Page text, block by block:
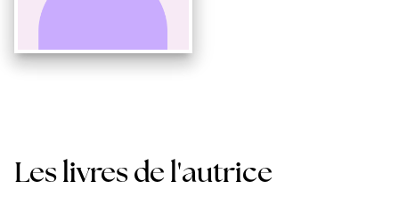
Les livres de l'autrice